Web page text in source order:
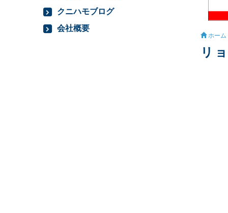
ホーム
リ
クニハモブログ
会社概要